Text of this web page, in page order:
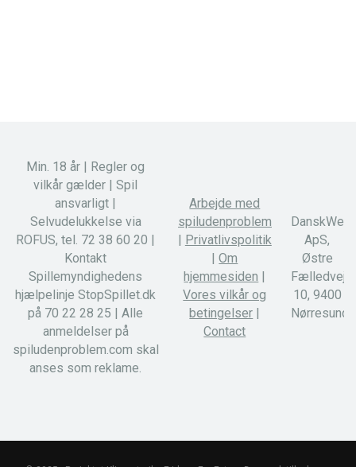
Min. 18 år | Regler og
vilkår gælder | Spil
ansvarligt |
Selvudelukkelse via
ROFUS, tel. 72 38 60 20 |
Kontakt
Spillemyndighedens
hjælpelinje StopSpillet.dk
på 70 22 28 25 | Alle
anmeldelser på
spiludenproblem.com skal
anses som reklame.
Arbejde med
spiludenproblem.com
Privatlivspolitik
|Om
hjemmesiden
Vores vilkår og
betingelser
Contact
ApS,
Østre
Fælledvej
10, 9400